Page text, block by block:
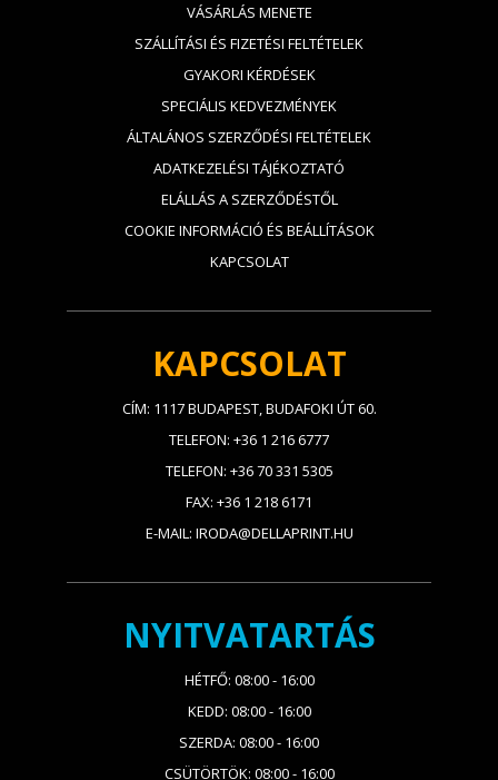
VÁSÁRLÁS MENETE
SZÁLLÍTÁSI ÉS FIZETÉSI FELTÉTELEK
GYAKORI KÉRDÉSEK
SPECIÁLIS KEDVEZMÉNYEK
ÁLTALÁNOS SZERZŐDÉSI FELTÉTELEK
ADATKEZELÉSI TÁJÉKOZTATÓ
ELÁLLÁS A SZERZŐDÉSTŐL
COOKIE INFORMÁCIÓ ÉS BEÁLLÍTÁSOK
KAPCSOLAT
KAPCSOLAT
CÍM: 1117 BUDAPEST, BUDAFOKI ÚT 60.
TELEFON: +36 1 216 6777
TELEFON: +36 70 331 5305
FAX: +36 1 218 6171
E-MAIL: IRODA@DELLAPRINT.HU
NYITVATARTÁS
HÉTFŐ: 08:00 - 16:00
KEDD: 08:00 - 16:00
SZERDA: 08:00 - 16:00
CSÜTÖRTÖK: 08:00 - 16:00